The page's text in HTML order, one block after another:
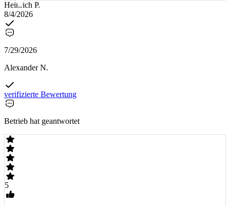
Heinrich P.
8/4/2026
7/29/2026
Alexander N.
verifizierte Bewertung
Betrieb hat geantwortet
5